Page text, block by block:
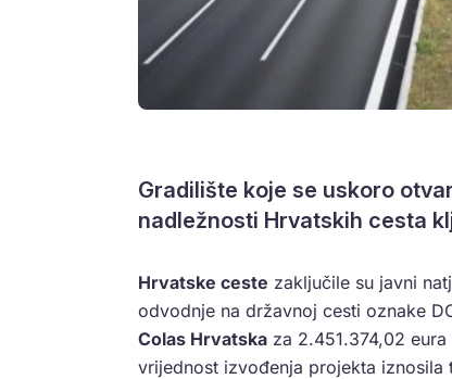
Gradilište koje se uskoro
nadležnosti Hrvatskih cesta
Hrvatske ceste zaključile su javni
odvodnje na državnoj cesti oznake
Colas Hrvatska za 2.451.374,02
vrijednost izvođenja projekta